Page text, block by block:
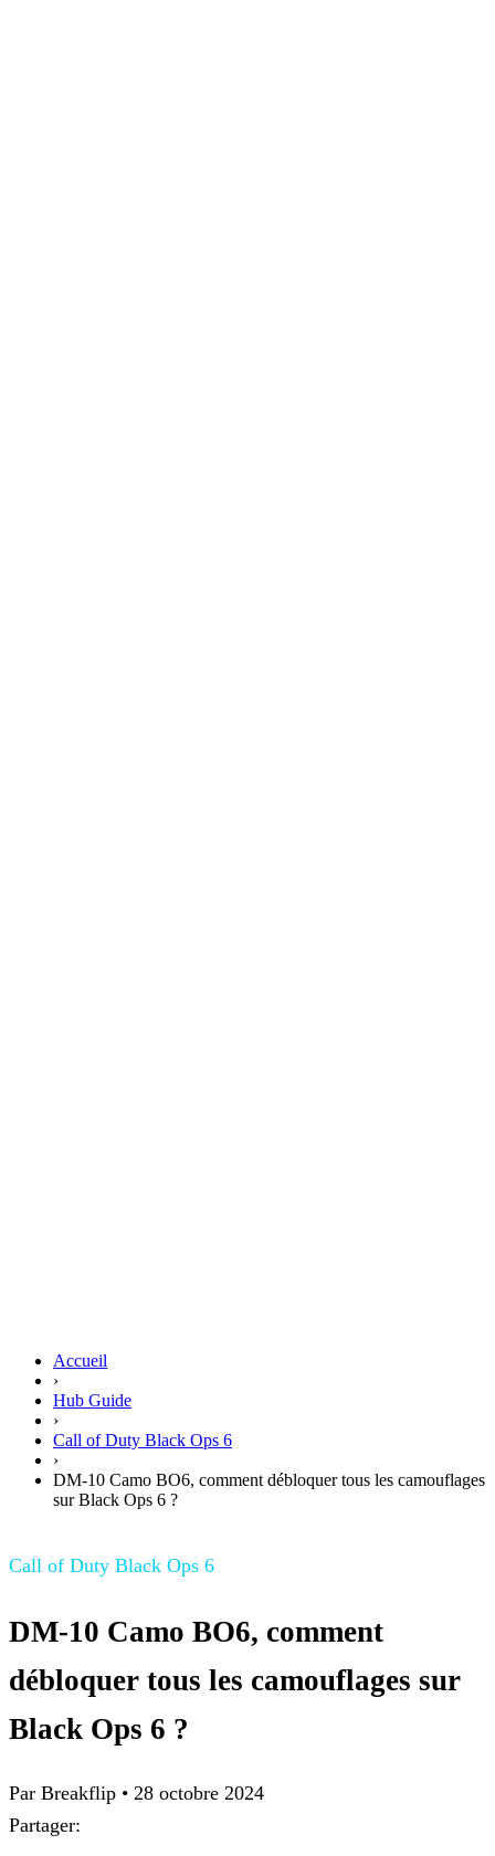
Accueil
›
Hub Guide
›
Call of Duty Black Ops 6
›
DM-10 Camo BO6, comment débloquer tous les camouflages
sur Black Ops 6 ?
Call of Duty Black Ops 6
DM-10 Camo BO6, comment
débloquer tous les camouflages sur
Black Ops 6 ?
Par Breakflip • 28 octobre 2024
Partager: